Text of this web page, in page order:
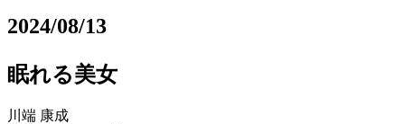
2024/08/13
眠れる美女
川端 康成